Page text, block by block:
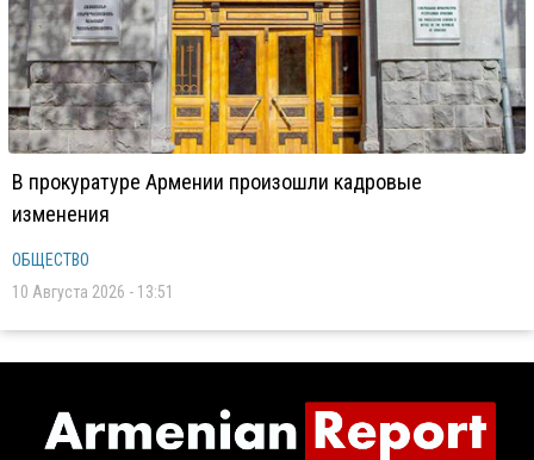
В прокуратуре Армении произошли кадровые
изменения
ОБЩЕСТВО
10 Августа 2026 - 13:51